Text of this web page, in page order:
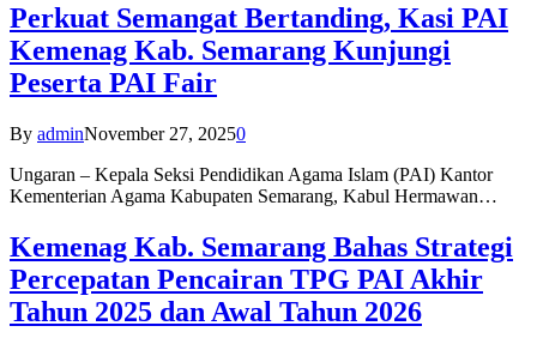
Perkuat Semangat Bertanding, Kasi PAI
Kemenag Kab. Semarang Kunjungi
Peserta PAI Fair
By adminNovember 27, 20250
Ungaran – Kepala Seksi Pendidikan Agama Islam (PAI) Kantor
Kementerian Agama Kabupaten Semarang, Kabul Hermawan…
Kemenag Kab. Semarang Bahas Strategi
Percepatan Pencairan TPG PAI Akhir
Tahun 2025 dan Awal Tahun 2026